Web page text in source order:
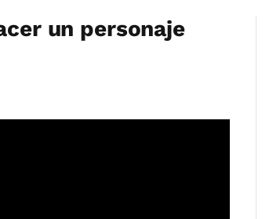
un personaje